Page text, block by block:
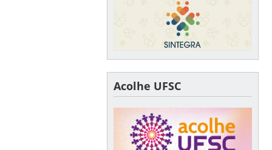
Acolhe UFSC